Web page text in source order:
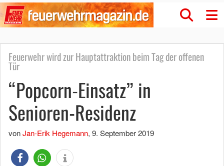
Feuerwehr wird zur Hauptattraktion beim Tag der offenen
Tür
“Popcorn-Einsatz” in
Senioren-Residenz
vonJan-Erik Hegemann, 9. September 2019